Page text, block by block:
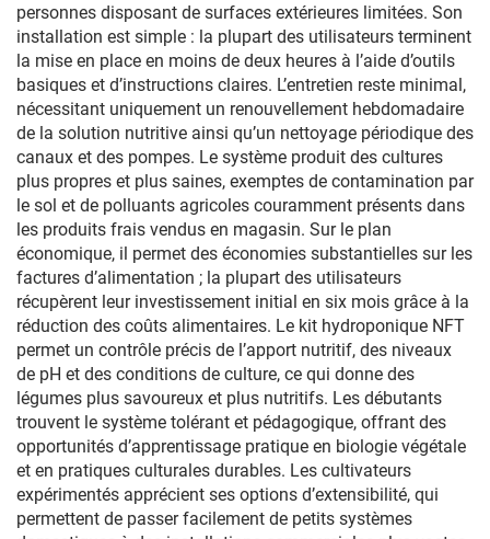
personnes disposant de surfaces extérieures limitées. Son
installation est simple : la plupart des utilisateurs terminent
la mise en place en moins de deux heures à l’aide d’outils
basiques et d’instructions claires. L’entretien reste minimal,
nécessitant uniquement un renouvellement hebdomadaire
de la solution nutritive ainsi qu’un nettoyage périodique des
canaux et des pompes. Le système produit des cultures
plus propres et plus saines, exemptes de contamination par
le sol et de polluants agricoles couramment présents dans
les produits frais vendus en magasin. Sur le plan
économique, il permet des économies substantielles sur les
factures d’alimentation ; la plupart des utilisateurs
récupèrent leur investissement initial en six mois grâce à la
réduction des coûts alimentaires. Le kit hydroponique NFT
permet un contrôle précis de l’apport nutritif, des niveaux
de pH et des conditions de culture, ce qui donne des
légumes plus savoureux et plus nutritifs. Les débutants
trouvent le système tolérant et pédagogique, offrant des
opportunités d’apprentissage pratique en biologie végétale
et en pratiques culturales durables. Les cultivateurs
expérimentés apprécient ses options d’extensibilité, qui
permettent de passer facilement de petits systèmes